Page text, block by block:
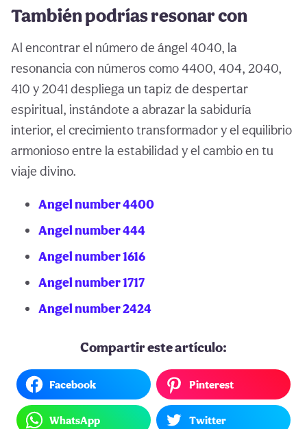
También podrías resonar con
Al encontrar el número de ángel 4040, la
resonancia con números como 4400, 404, 2040,
410 y 2041 despliega un tapiz de despertar
espiritual, instándote a abrazar la sabiduría
interior, el crecimiento transformador y el equilibrio
armonioso entre la estabilidad y el cambio en tu
viaje divino.
Angel number 4400
Angel number 444
Angel number 1616
Angel number 1717
Angel number 2424
Compartir este artículo:
Facebook Pinterest
WhatsApp Twitter